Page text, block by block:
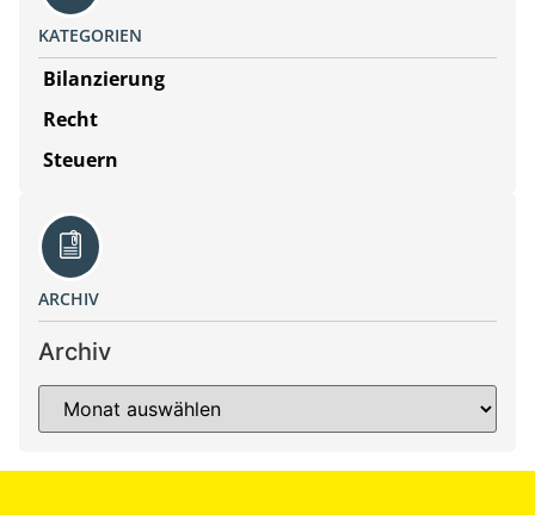
KATEGORIEN
Bilanzierung
Recht
Steuern
ARCHIV
Archiv